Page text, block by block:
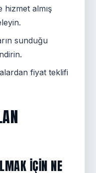
hizmet almış
sunduğu
fiyat teklifi
IÇIN NE